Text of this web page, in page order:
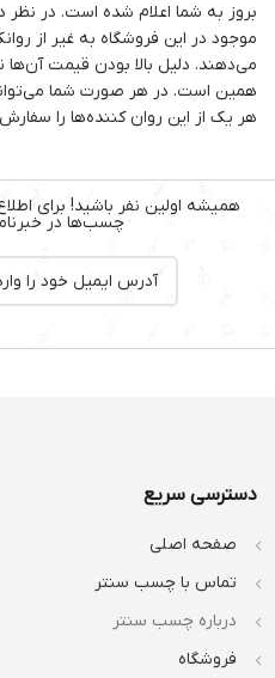
بروز به شما اعلام شده است. در نظر
موجود در این فروشگاه به غیر از
می‌دهند. دلیل بالا بودن قیمت آن‌ها
همین است. در هر صورت شما
هر یک از این روان کننده‌ها را
همیشه اولین نفر باشید! برای
چسب‌ها در
دسترسی سریع
صفحه اصلی
تماس با چسب سنتر
درباره چسب سنتر
فروشگاه